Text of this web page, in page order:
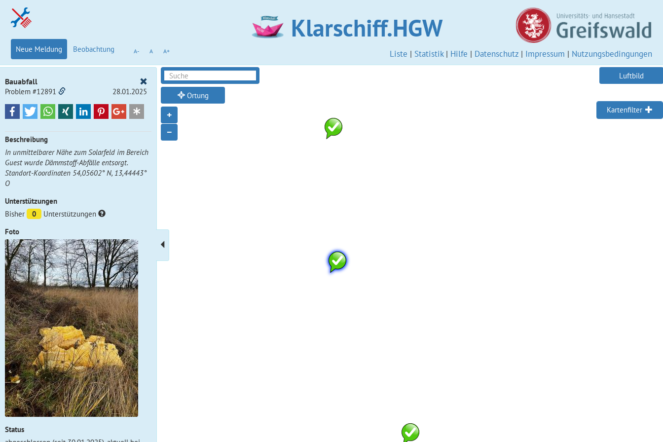
Klarschiff.HGW
Neue Meldung Beobachtung A- A A+ Liste | Statistik| Hilfe | Datenschutz | Impressum | Nutzungsbedingungen
Bauabfall
Problem #12891 28.01.2025
Beschreibung
In unmittelbarer Nähe zum Solarfeld im Bereich
Guest wurde Dämmstoff-Abfälle entsorgt.
Standort-Koordinaten 54,05602° N, 13,44443°
O
Unterstützungen
Bisher
0
Unterstützungen
Foto
Status
Kartenfilter
+
−
Ortung
Luftbild